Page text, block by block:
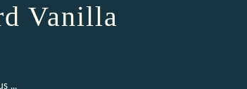
Vanilla
...